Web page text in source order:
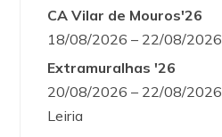
CA Vilar de Mouros'26
18/08/2026 – 22/08/2026
Extramuralhas '26
20/08/2026 – 22/08/2026
Leiria